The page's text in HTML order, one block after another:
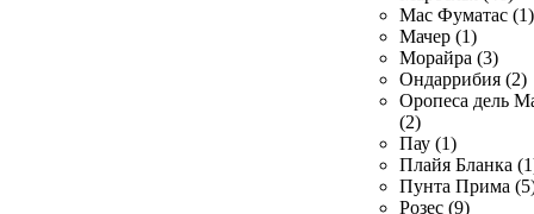
Мас Фуматас (1)
Мачер (1)
Морайра (3)
Ондаррибия (2)
Оропеса дель
(2)
Пау (1)
Плайя Бланка
Пунта Прима
Розес (9)